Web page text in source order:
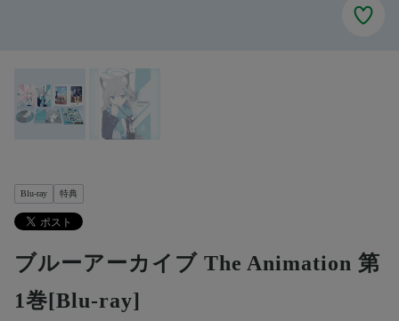
Blu-ray 特典
ブルーアーカイブ The Animation 第
1巻[Blu-ray]